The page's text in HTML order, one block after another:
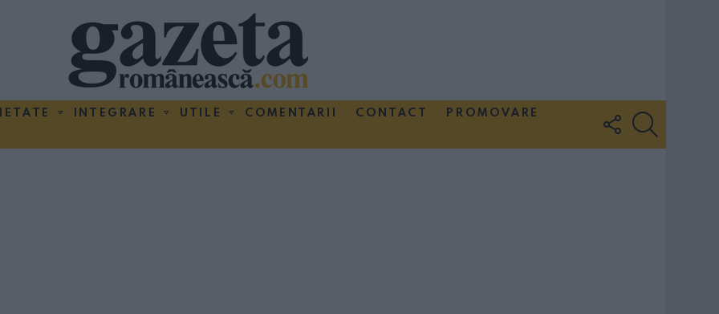
INTEGRARE UTILE COMENTARII CONTACT
PROMOVARE
FOLLOW
US